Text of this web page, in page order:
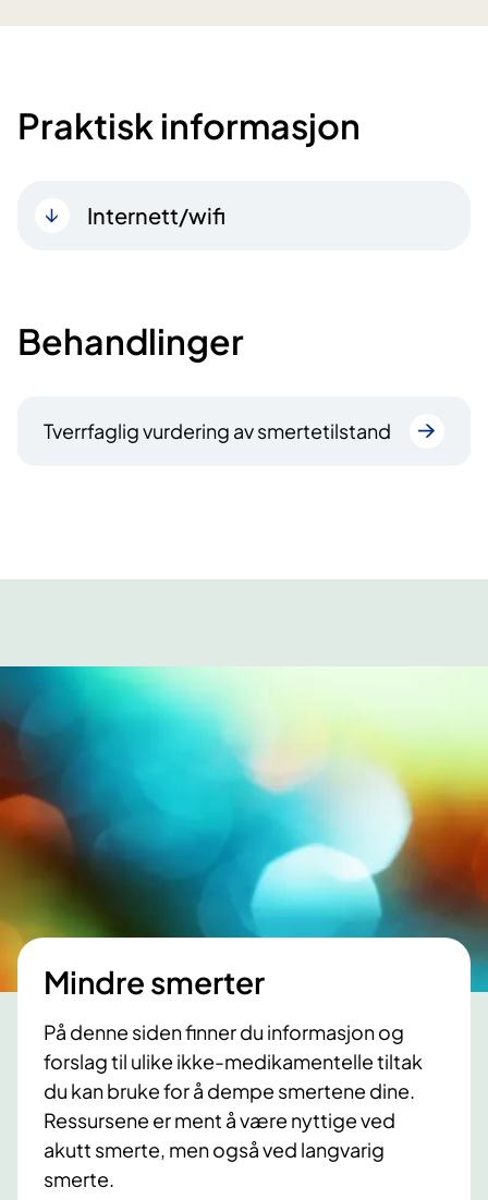
Praktisk informasjon
Internett/wifi
Behandlinger
Tverrfaglig vurdering av smertetilstand
Mindre smerter
På denne siden finner du informasjon og
forslag til ulike ikke-medikamentelle tiltak
du kan bruke for å dempe smertene dine.
Ressursene er ment å være nyttige ved
akutt smerte, men også ved langvarig
smerte.